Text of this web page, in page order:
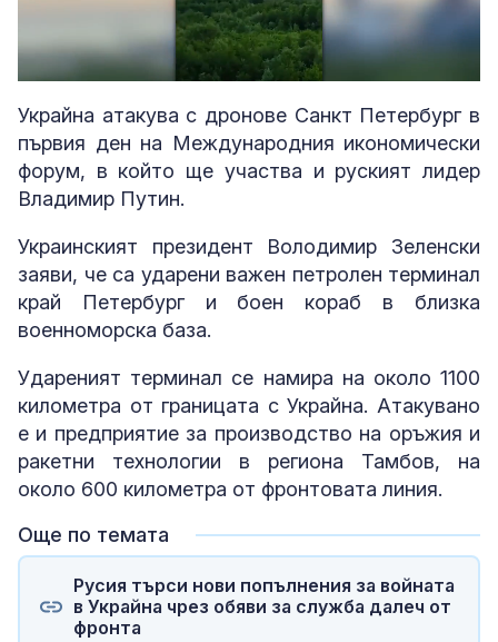
34.33%
Украйна атакува с дронове Санкт Петербург в
първия ден на Международния икономически
форум, в който ще участва и руският лидер
Владимир Путин.
Украинският президент Володимир Зеленски
заяви, че са ударени важен петролен терминал
край Петербург и боен кораб в близка
военноморска база.
Удареният терминал се намира на около 1100
километра от границата с Украйна. Атакувано
е и предприятие за производство на оръжия и
ракетни технологии в региона Тамбов, на
около 600 километра от фронтовата линия.
Още по темата
Русия търси нови попълнения за войната
в Украйна чрез обяви за служба далеч от
фронта